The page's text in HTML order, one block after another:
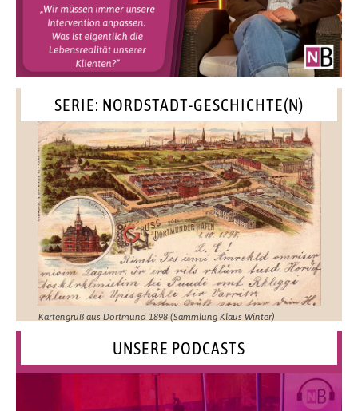
SERIE: NORDSTADT-GESCHICHTE(N)
Kartengruß aus Dortmund 1898 (Sammlung Klaus Winter)
UNSERE PODCASTS